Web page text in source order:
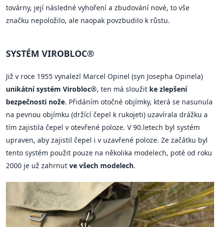
továrny, její následné vyhoření a zbudování nové, to vše
značku nepoložilo, ale naopak povzbudilo k růstu.
SYSTÉM VIROBLOC®
Již v roce 1955 vynalezl Marcel Opinel (syn Josepha Opinela)
unikátní systém Virobloc®, ten má sloužit ke zlepšení
bezpečnosti nože. Přidáním otočné objímky, která se nasunula
na pevnou objímku (držící čepel k rukojeti) uzavírala drážku a
tím zajistila čepel v otevřené poloze. V 90.letech byl systém
upraven, aby zajistil čepel i v uzavřené poloze. Ze začátku byl
tento systém použit pouze na několika modelech, poté od roku
2000 je už zahrnut ve všech modelech.